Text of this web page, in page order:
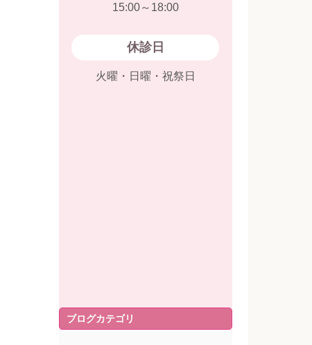
15:00～18:00
休診日
火曜・日曜・祝祭日
ブログカテゴリ